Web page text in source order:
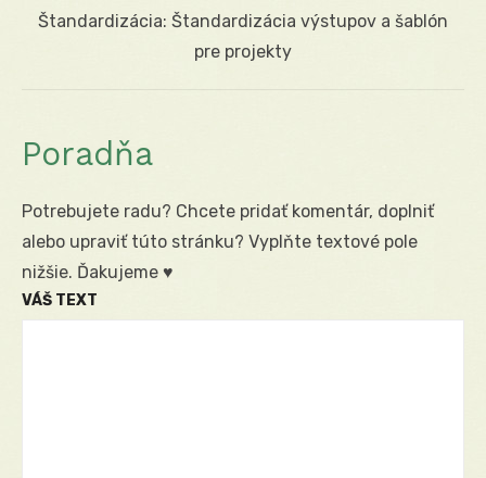
Next
Štandardizácia: Štandardizácia výstupov a šablón
pre projekty
Poradňa
Potrebujete radu? Chcete pridať komentár, doplniť
alebo upraviť túto stránku? Vyplňte textové pole
nižšie. Ďakujeme ♥
VÁŠ TEXT